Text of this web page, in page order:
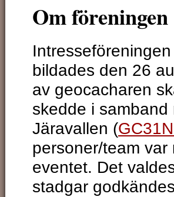
Om föreningen
bildades den 26
av geocacharen
skedde i
Järavallen (
personer/team
eventet. Det
stadgar